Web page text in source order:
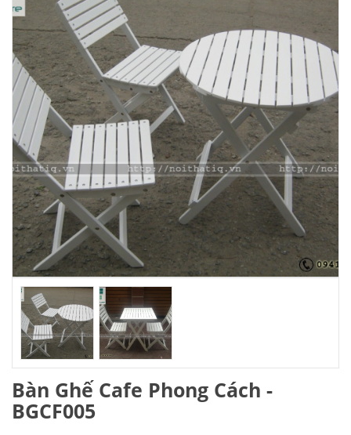
Bàn Ghế Cafe Phong Cách -
BGCF005